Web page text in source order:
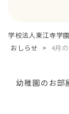
学校法人東江寺学
おしらせ > 4月
幼稚園のお部